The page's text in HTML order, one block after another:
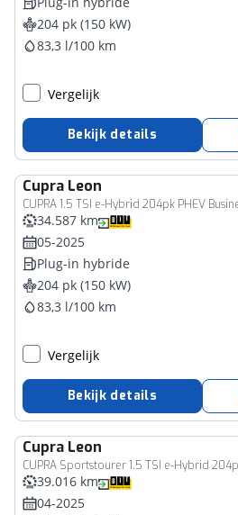
204 pk (150 kW)
83,3 l/100 km
Vergelijk
Bekijk details
Cupra Leon
34.587 km
05-2025
Plug-in hybride
204 pk (150 kW)
83,3 l/100 km
Vergelijk
Bekijk details
Cupra Leon
39.016 km
04-2025